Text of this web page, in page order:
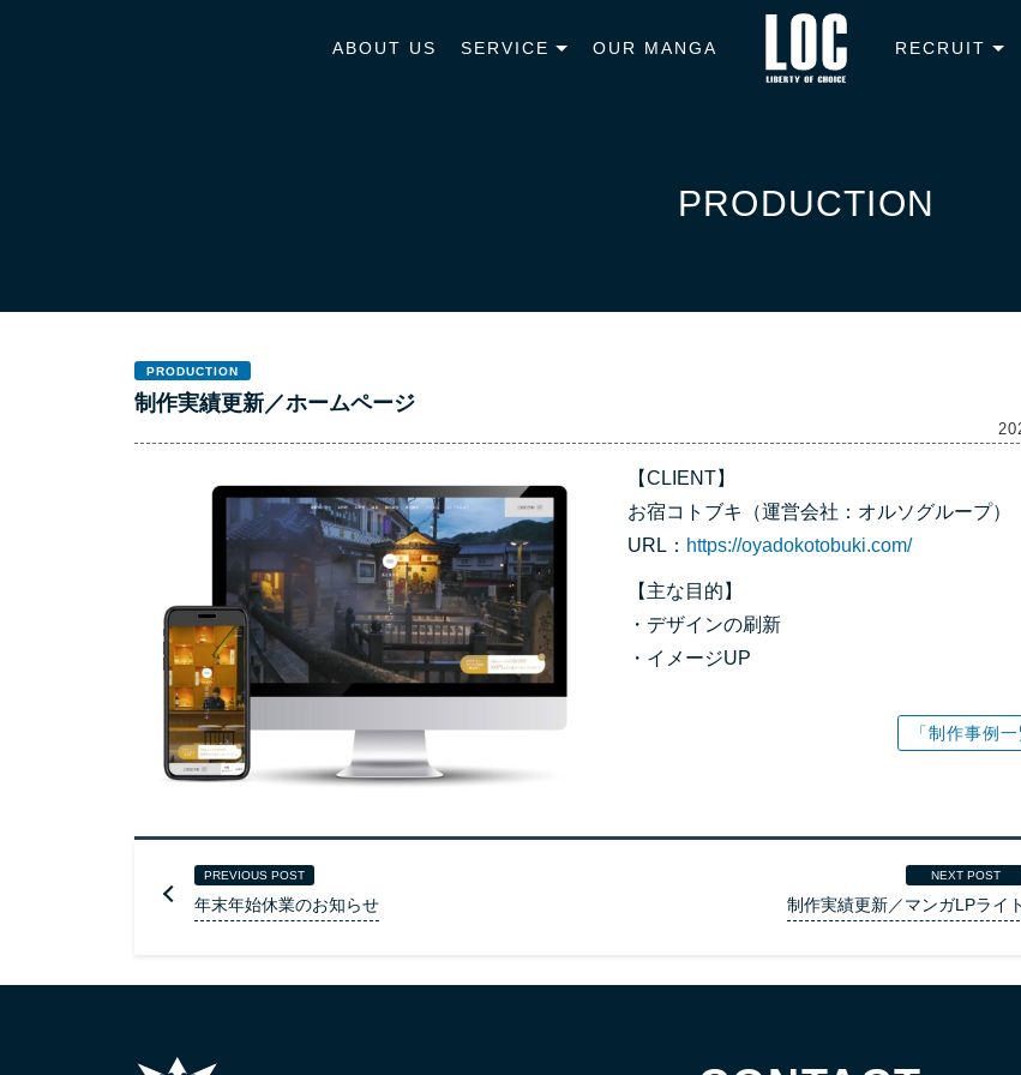
ABOUT US SERVICE OUR MANGA RECRUIT
PRODUCTION
PRODUCTION
制作実績更新／ホームページ
【CLIENT】
お宿コトブキ（運営会社：オルソグループ）
URL： https://oyadokotobuki.com/
【主な目的】
・デザインの刷新
・イメージUP
「制作事例
PREVIOUS POST
年末年始休業のお知らせ
NEXT POST
制作実績更新／マンガLPライト